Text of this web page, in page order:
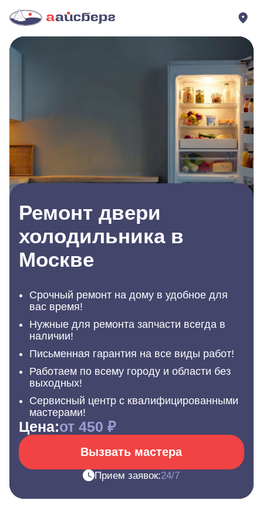
Ремонт двери
холодильника в
Москве
Срочный ремонт на дому в удобное для
вас время!
Нужные для ремонта запчасти всегда в
наличии!
Письменная гарантия на все виды работ!
Работаем по всему городу и области без
выходных!
Сервисный центр с квалифицированными
мастерами!
Цена:от 450 ₽
Вызвать мастера
Прием заявок:24/7